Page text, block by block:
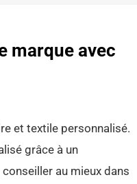
marque avec
et textile personnalisé.
grâce à un
au mieux dans